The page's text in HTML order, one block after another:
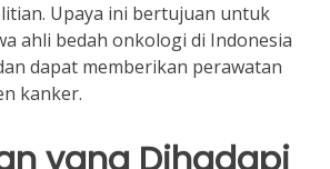
Upaya ini bertujuan untuk
ahli bedah onkologi di Indonesia
dapat memberikan perawatan
kanker.